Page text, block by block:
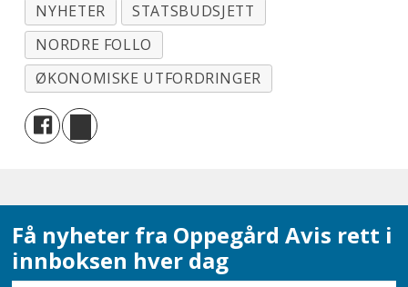
NYHETER
STATSBUDSJETT
NORDRE FOLLO
ØKONOMISKE UTFORDRINGER
Få nyheter fra Oppegård Avis rett i
innboksen hver dag